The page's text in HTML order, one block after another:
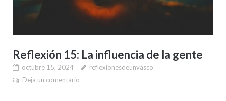
Reflexión 15: La influencia de la gente
octubre 15, 2024
reflexionesdeunvasco
Deja un comentario